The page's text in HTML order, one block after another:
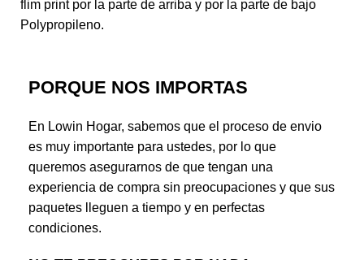
flim print por la parte de arriba y por la parte de bajo
Polypropileno.
PORQUE NOS IMPORTAS
En Lowin Hogar, sabemos que el proceso de envio
es muy importante para ustedes, por lo que
queremos asegurarnos de que tengan una
experiencia de compra sin preocupaciones y que sus
paquetes lleguen a tiempo y en perfectas
condiciones.